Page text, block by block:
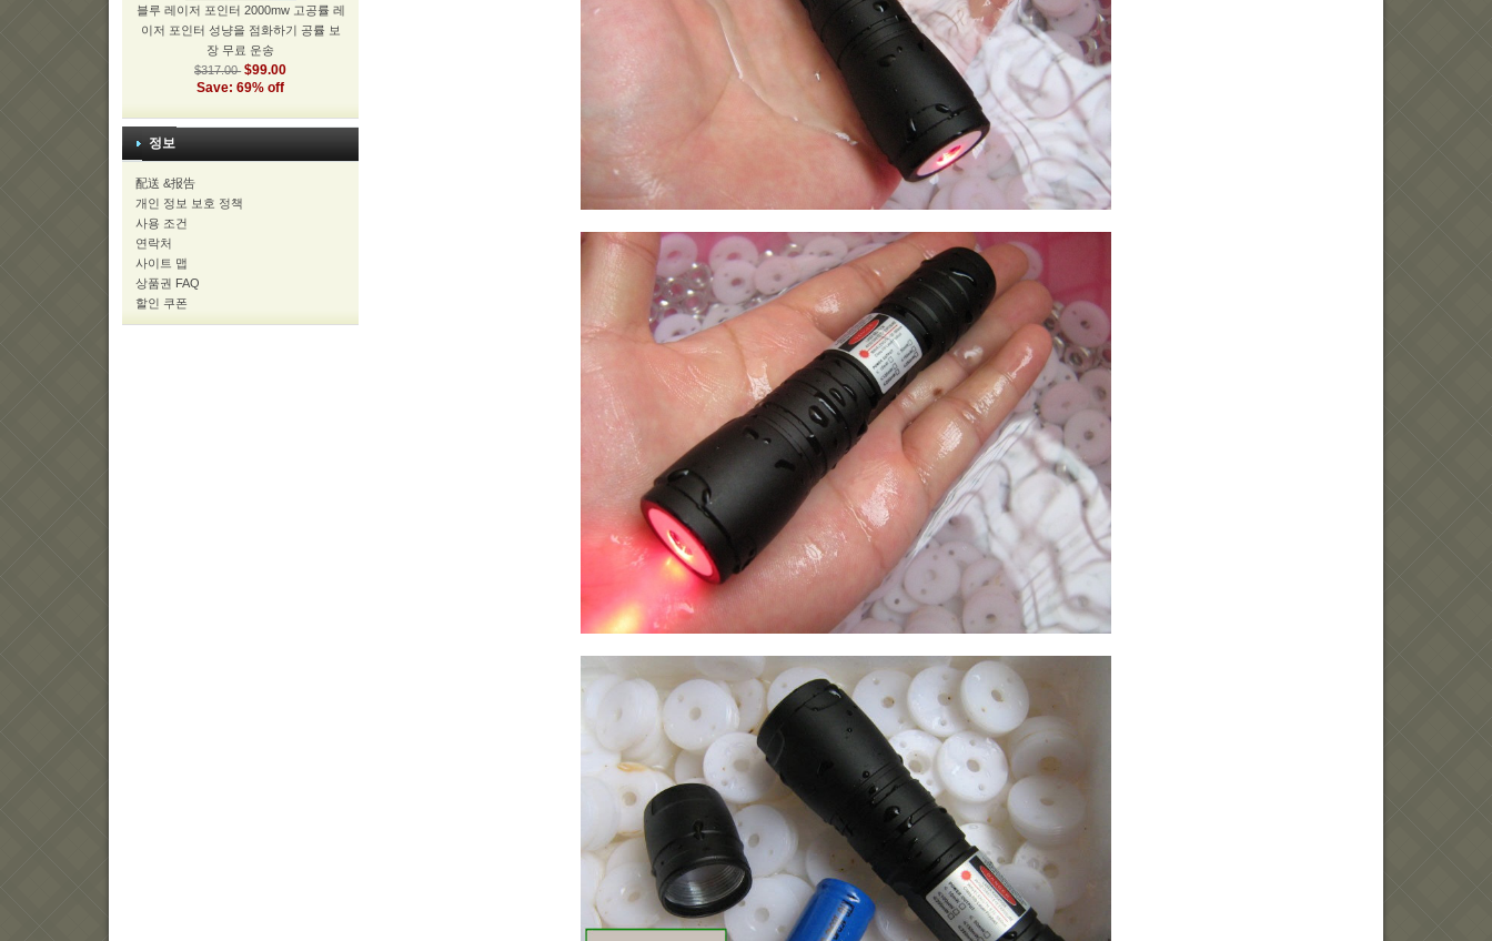
블루 레이저 포인터 2000mw 고공률 레
이저 포인터 성냥을 점화하기 공률 보
장 무료 운송
$317.00 $99.00
Save: 69% off
정보
配送 &报告
개인 정보 보호 정책
사용 조건
연락처
사이트 맵
상품권 FAQ
할인 쿠폰